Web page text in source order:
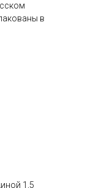
в
1,5